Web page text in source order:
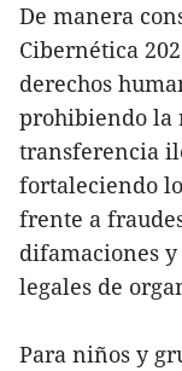
De manera
Cibernética
derechos
prohibiendo la
transferencia
fortaleciendo
frente a
difamaciones
legales de
Para niños y